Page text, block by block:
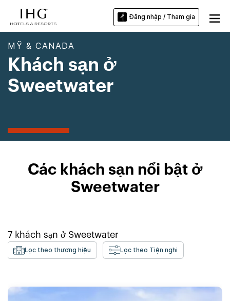
Đăng nhập / Tham gia
MỸ & CANADA
Khách sạn ở
Sweetwater
Các khách sạn nổi bật ở
Sweetwater
7 khách sạn ở Sweetwater
Lọc theo thương hiệu Lọc theo Tiện nghi